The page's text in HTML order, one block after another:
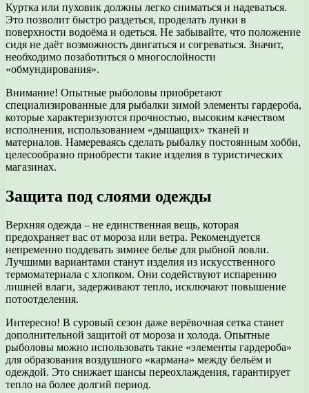
Куртка или пуховик должны легко сниматься и надеваться.
Это позволит быстро раздеться, проделать лунки в
поверхности водоёма и одеться. Не забывайте, что положение
сидя не даёт возможность двигаться и согреваться. Значит,
необходимо позаботиться о многослойности
«обмундирования».
Внимание! Опытные рыболовы приобретают
специализированные для рыбалки зимой элементы гардероба,
которые характеризуются прочностью, высоким качеством
исполнения, использованием «дышащих» тканей и
материалов. Намереваясь сделать рыбалку постоянным хобби,
целесообразно приобрести такие изделия в туристических
магазинах.
Защита под слоями одежды
Верхняя одежда – не единственная вещь, которая
предохраняет вас от мороза или ветра. Рекомендуется
непременно поддевать зимнее белье для рыбной ловли.
Лучшими вариантами станут изделия из искусственного
термоматериала с хлопком. Они содействуют испарению
лишней влаги, задерживают тепло, исключают повышение
потоотделения.
Интересно! В суровый сезон даже верёвочная сетка станет
дополнительной защитой от мороза и холода. Опытные
рыболовы можно использовать такие «элементы гардероба»
для образования воздушного «кармана» между бельём и
одеждой. Это снижает шансы переохлаждения, гарантирует
тепло на более долгий период.